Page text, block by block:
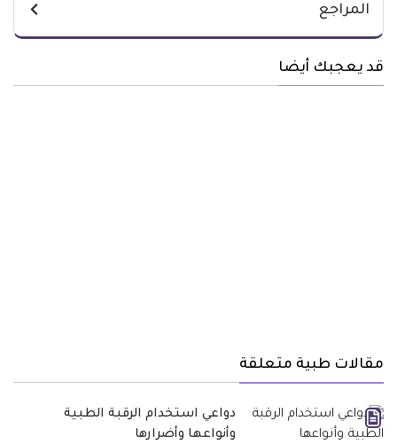
المراجع
قد يعجبك أيضا
مقالات طبية متعلقة
دواعي استخدام الرقبة الطبية
وأنواعها وأضرارها